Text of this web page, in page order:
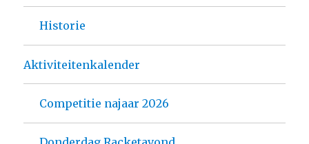
Historie
Aktiviteitenkalender
Competitie najaar 2026